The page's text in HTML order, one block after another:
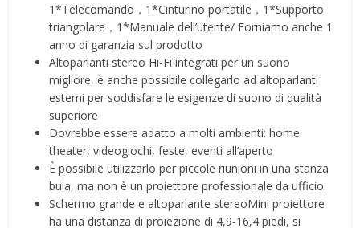
1*Telecomando，1*Cinturino portatile，1*Supporto
triangolare，1*Manuale dell’utente/ Forniamo anche 1
anno di garanzia sul prodotto
Altoparlanti stereo Hi-Fi integrati per un suono
migliore, è anche possibile collegarlo ad altoparlanti
esterni per soddisfare le esigenze di suono di qualità
superiore
Dovrebbe essere adatto a molti ambienti: home
theater, videogiochi, feste, eventi all’aperto
È possibile utilizzarlo per piccole riunioni in una stanza
buia, ma non è un proiettore professionale da ufficio.
Schermo grande e altoparlante stereoMini proiettore
ha una distanza di proiezione di 4,9-16,4 piedi, si